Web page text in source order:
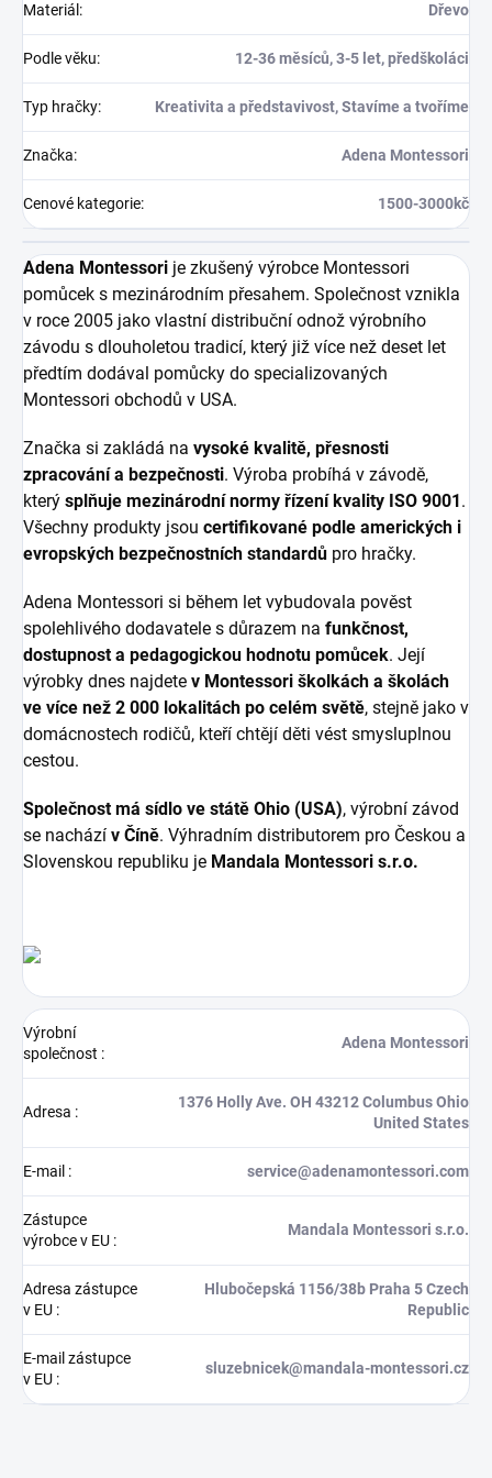
Materiál : Dřevo
Podle věku: 12-36 měsíců, 3-5 let, předškoláci
Typ hračky: Kreativita a představivost, Stavíme a tvoříme
Značka: Adena Montessori
Cenové kategorie: 1500-3000kč
Adena Montessori je zkušený výrobce Montessori
pomůcek s mezinárodním přesahem. Společnost vznikla
v roce 2005 jako vlastní distribuční odnož výrobního
závodu s dlouholetou tradicí, který již více než deset let
předtím dodával pomůcky do specializovaných
Montessori obchodů v USA.
Značka si zakládá na vysoké kvalitě, přesnosti
zpracování a bezpečnosti. Výroba probíhá v závodě,
který splňuje mezinárodní normy řízení kvality ISO 9001 .
Všechny produkty jsou certifikované podle amerických i
evropských bezpečnostních standardů pro hračky.
Adena Montessori si během let vybudovala pověst
spolehlivého dodavatele s důrazem na funkčnost,
dostupnost a pedagogickou hodnotu pomůcek. Její
výrobky dnes najdete v Montessori školkách a školách
ve více než 2 000 lokalitách po celém světě, stejně jako v
domácnostech rodičů, kteří chtějí děti vést smysluplnou
cestou.
Společnost má sídlo ve státě Ohio (USA), výrobní závod
se nachází v Číně. Výhradním distributorem pro Českou a
Slovenskou republiku je Mandala Montessori s.r.o.
Výrobní
společnost :
Adena Montessori
Adresa :
1376 Holly Ave. OH 43212 Columbus Ohio
United States
E-mail : service@adenamontessori.com
Zástupce
výrobce v EU :
Mandala Montessori s.r.o.
Adresa zástupce
v EU :
Hlubočepská 1156/38b Praha 5 Czech
Republic
E-mail zástupce
v EU :
sluzebnicek@mandala-montessori.cz